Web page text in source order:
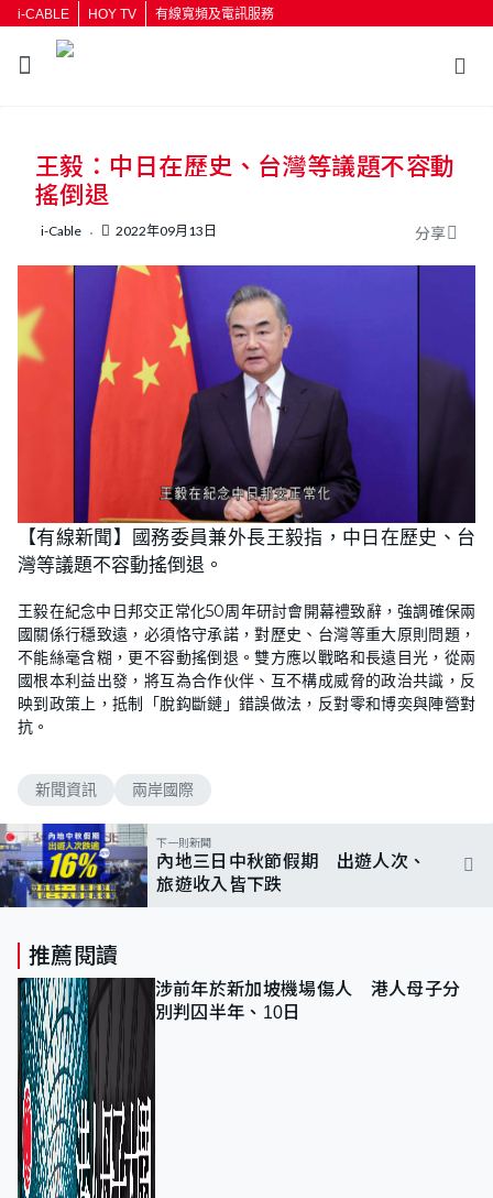
i-CABLE HOY TV 有線寬頻及電訊服務
按輸入鍵開始搜尋
王毅：中日在歷史、台灣等議題不容動
搖倒退
i-Cable 2022年09月13日 分享
【有線新聞】國務委員兼外長王毅指，中日在歷史、台
灣等議題不容動搖倒退。
王毅在紀念中日邦交正常化50周年研討會開幕禮致辭，強調確保兩
國關係行穩致遠，必須恪守承諾，對歷史、台灣等重大原則問題，
不能絲毫含糊，更不容動搖倒退。雙方應以戰略和長遠目光，從兩
國根本利益出發，將互為合作伙伴、互不構成威脅的政治共識，反
映到政策上，抵制「脫鈎斷鏈」錯誤做法，反對零和博奕與陣營對
抗。
新聞資訊 兩岸國際
下一則新聞
內地三日中秋節假期 出遊人次、
旅遊收入皆下跌
推薦閱讀
涉前年於新加坡機場傷人 港人母子分
別判囚半年、10日